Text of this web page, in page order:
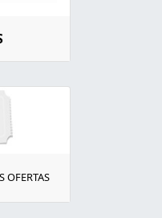
OFERTAS